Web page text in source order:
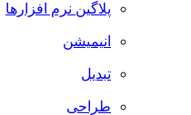
پلاگین نرم افزارها
انیمیشن
تبدیل
طراحی